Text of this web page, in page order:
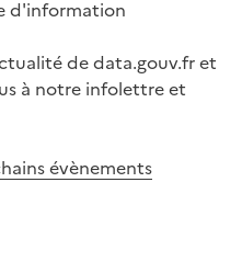
d'information
de data.gouv.fr et
à notre infolettre et
évènements